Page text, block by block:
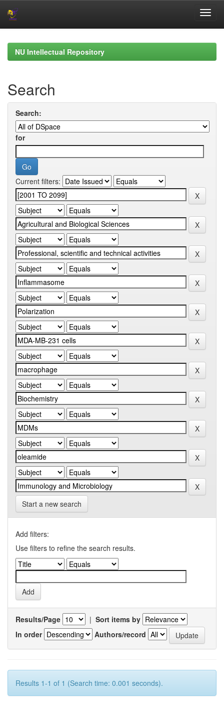
navigationNU Intellectual Repository
Search
Search:
for
Current filters:
Start a new search
Add filters:
Use filters to refine the search results.
Results/Page | Sort items by
In order
Authors/record
Results 1-1 of 1 (Search time: 0.001 seconds).